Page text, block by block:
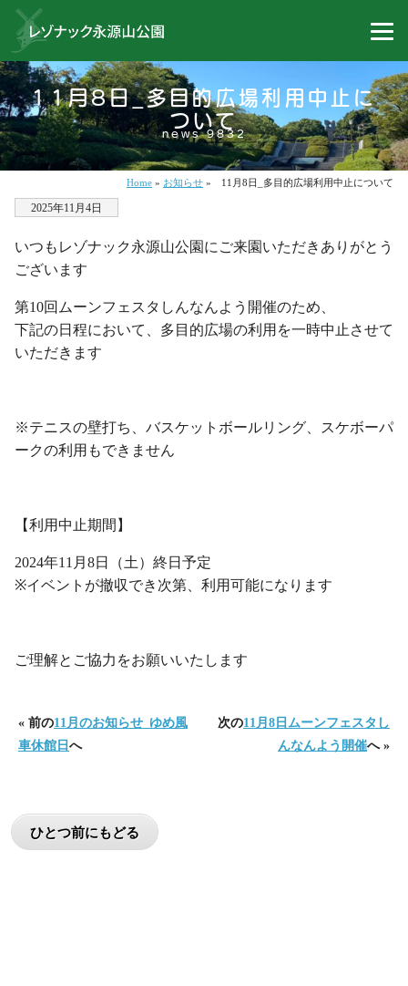
11月8日_多目的広場利用中止に
ついて
news 9832
Home » お知らせ » 11月8日_多目的広場利用中止について
2025年11月4日
いつもレゾナック永源山公園にご来園いただきありがとう
ございます
第10回ムーンフェスタしんなんよう開催のため、
下記の日程において、多目的広場の利用を一時中止させて
いただきます
※テニスの壁打ち、バスケットボールリング、スケボーパ
ークの利用もできません
【利用中止期間】
2024年11月8日（土）終日予定
※イベントが撤収でき次第、利用可能になります
ご理解とご協力をお願いいたします
« 前の11月のお知らせ_ゆめ風
車休館日へ
次の11月8日ムーンフェスタし
んなんよう開催へ »